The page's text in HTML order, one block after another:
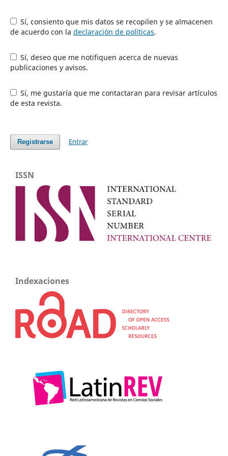
Sí, consiento que mis datos se recopilen y se almacenen
de acuerdo con la declaración de políticas.
Sí, deseo que me notifiquen acerca de nuevas
publicaciones y avisos.
Sí, me gustaría que me contactaran para revisar artículos
de esta revista.
Registrarse Entrar
ISSN
Indexaciones